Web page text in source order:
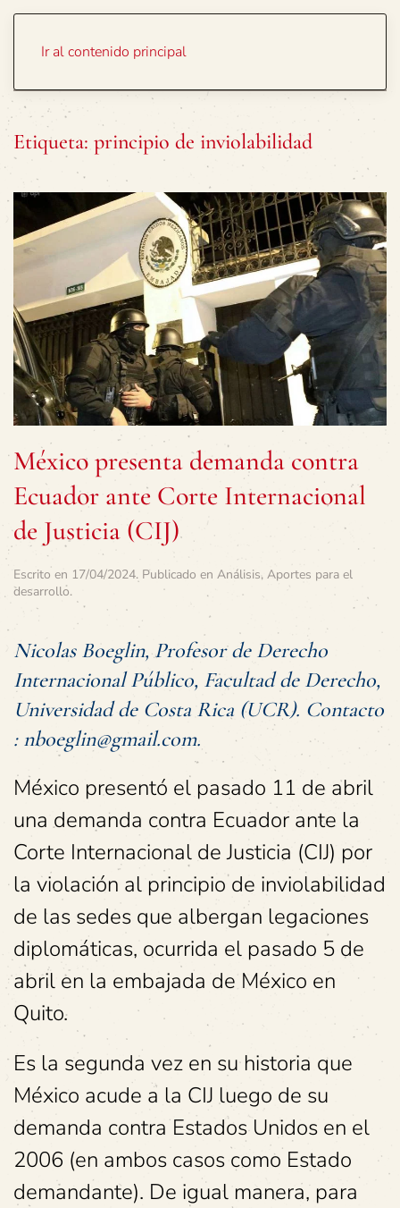
Ir al contenido principal
Etiqueta: principio de inviolabilidad
México presenta demanda contra
Ecuador ante Corte Internacional
de Justicia (CIJ)
Escrito en 17/04/2024. Publicado en Análisis, Aportes para el
desarrollo.
Nicolas Boeglin, Profesor de Derecho
Internacional Público, Facultad de Derecho,
Universidad de Costa Rica (UCR). Contacto
: nboeglin@gmail.com.
México presentó el pasado 11 de abril
una demanda contra Ecuador ante la
Corte Internacional de Justicia (CIJ) por
la violación al principio de inviolabilidad
de las sedes que albergan legaciones
diplomáticas, ocurrida el pasado 5 de
abril en la embajada de México en
Quito.
Es la segunda vez en su historia que
México acude a la CIJ luego de su
demanda contra Estados Unidos en el
2006 (en ambos casos como Estado
demandante). De igual manera, para